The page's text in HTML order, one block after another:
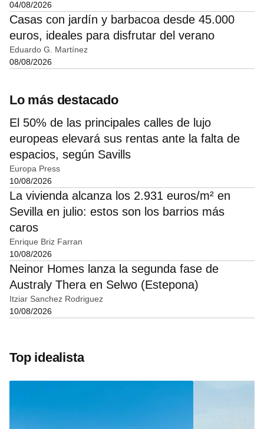
04/08/2026
Casas con jardín y barbacoa desde 45.000
euros, ideales para disfrutar del verano
Eduardo G. Martínez
08/08/2026
Lo más destacado
El 50% de las principales calles de lujo
europeas elevará sus rentas ante la falta de
espacios, según Savills
Europa Press
10/08/2026
La vivienda alcanza los 2.931 euros/m² en
Sevilla en julio: estos son los barrios más
caros
Enrique Briz Farran
10/08/2026
Neinor Homes lanza la segunda fase de
Australy Thera en Selwo (Estepona)
Itziar Sanchez Rodriguez
10/08/2026
Top idealista